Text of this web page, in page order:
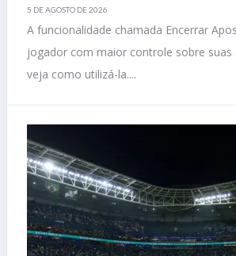
5 DE AGOSTO DE 2026
A funcionalidade chamada Encerrar
jogador com maior controle sobre suas
veja como utilizá-la....